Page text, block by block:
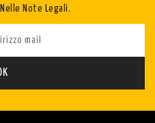
Note Legali.